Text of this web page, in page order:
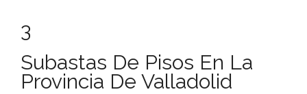
3
Subastas De Pisos En La
Provincia De Valladolid